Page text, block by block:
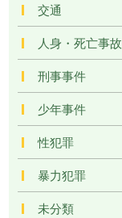
交通
人身・死亡事故
刑事事件
少年事件
性犯罪
暴力犯罪
未分類